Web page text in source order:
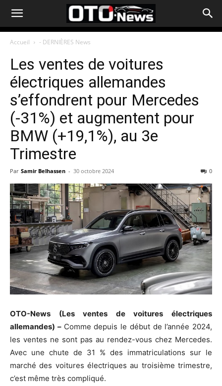
Accueil - DERNIÈRES News
Les ventes de voitures
électriques allemandes
s’effondrent pour Mercedes
(-31%) et augmentent pour
BMW (+19,1%), au 3e
Trimestre
Par Samir Belhassen - 30 octobre 2024 0
OTO-News (Les ventes de voitures électriques
allemandes) – Comme depuis le début de l’année 2024,
les ventes ne sont pas au rendez-vous chez Mercedes.
Avec une chute de 31 % des immatriculations sur le
marché des voitures électriques au troisième trimestre,
c’est même très compliqué.